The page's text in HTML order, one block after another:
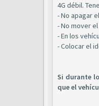
4G débil.
- No apagar
- No mover
- En los
- Colocar el
Si durante
que el